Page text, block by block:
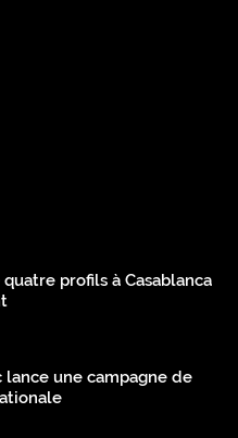
profils à Casablanca
lance une campagne de